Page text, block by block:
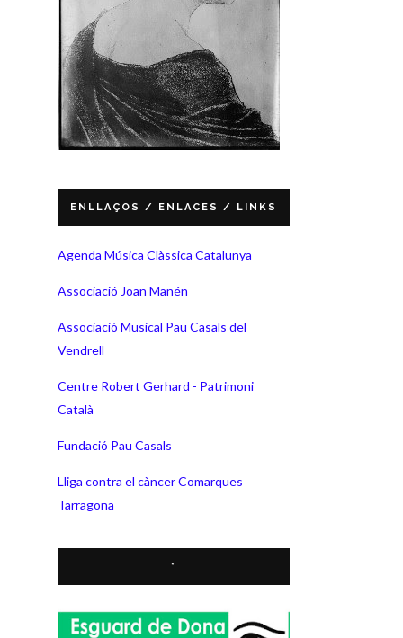
ENLLAÇOS / ENLACES / LINKS
Agenda Música Clàssica Catalunya
Associació Joan Manén
Associació Musical Pau Casals del
Vendrell
Centre Robert Gerhard - Patrimoni
Català
Fundació Pau Casals
Lliga contra el càncer Comarques
Tarragona
*